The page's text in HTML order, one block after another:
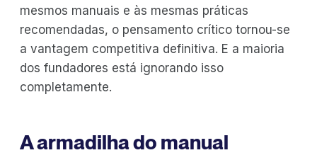
mesmos manuais e às mesmas práticas
recomendadas, o pensamento crítico tornou-se
a vantagem competitiva definitiva. E a maioria
dos fundadores está ignorando isso
completamente.
A armadilha do manual